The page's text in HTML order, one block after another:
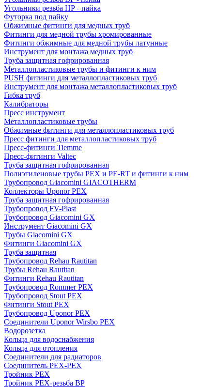
Угольники резьба НР - пайка
Футорка под пайку
Обжимные фитинги для медных труб
Фитинги для медной трубы хромированные
Фитинги обжимные для медной трубы латунные
Инструмент для монтажа медных труб
Труба защитная гофрированная
Металлопластиковые трубы и фитинги к ним
PUSH фитинги для металлопластиковых труб
Инструмент для монтажа металлопластиковых труб
Гибка труб
Калибраторы
Пресс инструмент
Металлопластиковые трубы
Обжимные фитинги для металлопластиковых труб
Пресс фитинги для металлопластиковых труб
Пресс-фитинги Tiemme
Пресс-фитинги Valtec
Труба защитная гофрированная
Полиэтиленовые трубы PEX и PE-RT и фитинги к ним
Трубопровод Giacomini GIACOTHERM
Коллекторы Uponor PEX
Труба защитная гофрированная
Трубопровод FV-Plast
Трубопровод Giacomini GX
Инструмент Giacomini GX
Трубы Giacomini GX
Фитинги Giacomini GX
Труба защитная
Трубопровод Rehau Rautitan
Трубы Rehau Rautitan
Фитинги Rehau Rautitan
Трубопровод Rommer PEX
Трубопровод Stout PEX
Фитинги Stout PEX
Трубопровод Uponor PEX
Соединители Uponor Wirsbo PEX
Водорозетка
Кольца для водоснабжения
Кольца для отопления
Соединители для радиаторов
Соединитель PEX-PEX
Тройник PEX
Тройник PEX-резьба ВР